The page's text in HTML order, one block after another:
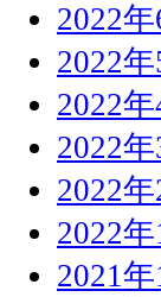
2022年
2022年
2022年
2022年
2022年
2022年
2021年